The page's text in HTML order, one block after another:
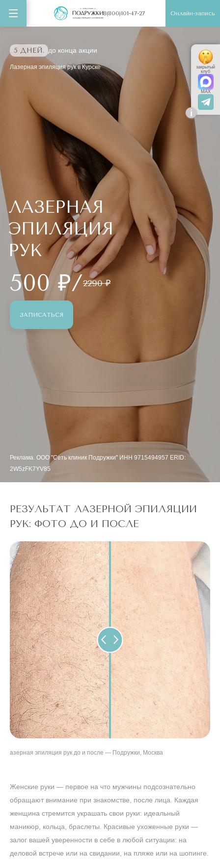
8(800)101-47-27 Онлайн-запись
5 ДНЕЙ. до конца акции
Лазерная эпиляция рук в Курске
ЛАЗЕРНАЯ
ЭПИЛЯЦИЯ
РУК
500 ₽/2290 ₽
ЗАПИСАТЬСЯ
Реклама. ООО "Сеть клиник Подружки" ИНН 9715494957 ERID:
2W5zFK7YV85
РЕЗУЛЬТАТ ЛАЗЕРНОЙ ЭПИЛЯЦИИ
РУК: ФОТО ДО И ПОСЛЕ
азерная эпиляция рук до и после — Подружки, Москва
Женские руки — первое на что мужчины подсознательно
обращают внимание при знакомстве, после лица. Каждая
женщина стремится украшать свои руки: идеальный
маникюр, кольца, браслеты. Красивые ухоженные руки —
залог вашей уверенности в себе в любой ситуации: на
деловой встрече или на свидании, на пляже или на шопинге.
i
закрытый
клуб
MAX